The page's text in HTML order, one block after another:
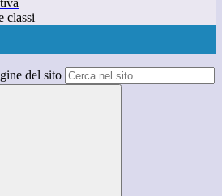
classi
del sito